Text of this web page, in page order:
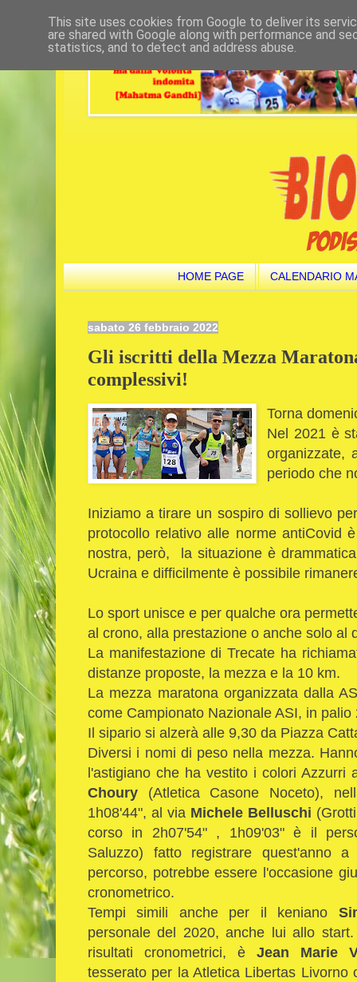
HOME PAGE CALENDARIO
sabato 26 febbraio 2022
Gli iscritti della Mezza
complessivi!
Torna
Nel 2021 è
organizzate,
periodo che
Iniziamo a tirare un sospiro di sollievo
protocollo relativo alle norme
nostra, però, la situazione è
Ucraina e difficilmente è possibile
Lo sport unisce e per qualche ora
al crono, alla prestazione o anche solo al
La manifestazione di Trecate ha
distanze proposte, la mezza e la 10 km.
La mezza maratona organizzata dalla
come Campionato Nazionale ASI, in
Il sipario si alzerà alle 9,30 da Piazza
Diversi i nomi di peso nella mezza.
l'astigiano che ha vestito i colori
Choury (Atletica Casone Noceto),
1h08'44", al via Michele Belluschi
corso in 2h07'54" , 1h09'03" è il
Saluzzo) fatto registrare quest'anno
percorso, potrebbe essere l'occasione
cronometrico.
Tempi simili anche per il keniano
personale del 2020, anche lui allo
risultati cronometrici, è Jean Marie
tesserato per la Atletica Libertas
This site uses cookies from Google to deliver its
are shared with Google along with performance and
statistics, and to detect and address abuse.